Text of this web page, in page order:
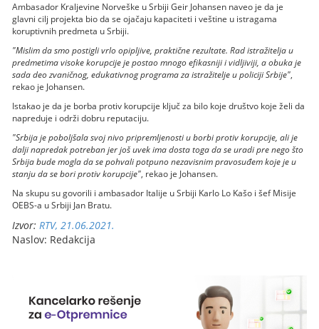
Ambasador Kraljevine Norveške u Srbiji Geir Johansen naveo je da je
glavni cilj projekta bio da se ojačaju kapaciteti i veštine u istragama
koruptivnih predmeta u Srbiji.
"Mislim da smo postigli vrlo opipljive, praktične rezultate. Rad istražitelja u
predmetima visoke korupcije je postao mnogo efikasniji i vidljiviji, a obuka je
sada deo zvaničnog, edukativnog programa za istražitelje u policiji Srbije",
rekao je Johansen.
Istakao je da je borba protiv korupcije ključ za bilo koje društvo koje želi da
napreduje i održi dobru reputaciju.
"Srbija je poboljšala svoj nivo pripremljenosti u borbi protiv korupcije, ali je
dalji napredak potreban jer još uvek ima dosta toga da se uradi pre nego što
Srbija bude mogla da se pohvali potpuno nezavisnim pravosuđem koje je u
stanju da se bori protiv korupcije", rekao je Johansen.
Na skupu su govorili i ambasador Italije u Srbiji Karlo Lo Kašo i šef Misije
OEBS-a u Srbiji Jan Bratu.
Izvor:RTV, 21.06.2021.
Naslov: Redakcija